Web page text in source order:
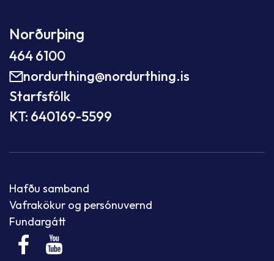
Norðurþing
464 6100
nordurthing@nordurthing.is
Starfsfólk
KT: 640169-5599
Hafðu samband
Vafrakökur og persónuvernd
Fundargátt